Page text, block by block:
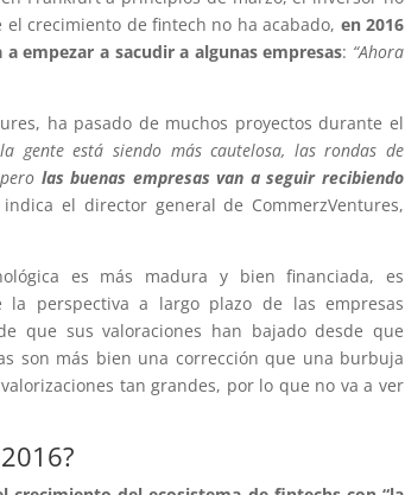
crecimiento de fintech no ha acabado, en 2016
empezar a sacudir a algunas empresas: “Ahora
ha pasado de muchos proyectos durante el
gente está siendo más cautelosa, las rondas de
las buenas empresas van a seguir recibiendo
el director general de CommerzVentures,
es más madura y bien financiada, es
perspectiva a largo plazo de las empresas
que sus valoraciones han bajado desde que
son más bien una corrección que una burbuja
tan grandes, por lo que no va a ver